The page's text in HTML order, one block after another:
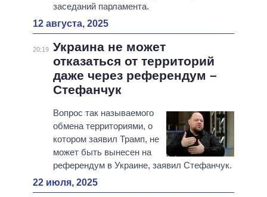
заседаний парламента.
12 августа, 2025
20:19 Украина не может
отказаться от территорий
даже через референдум –
Стефанчук
Вопрос так называемого
обмена территориями, о
котором заявил Трамп, не
может быть вынесен на
референдум в Украине, заявил Стефанчук.
22 июля, 2025